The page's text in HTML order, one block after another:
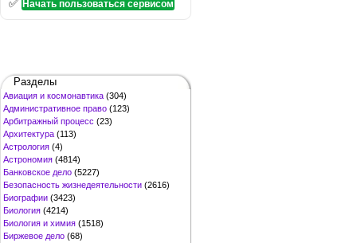
✅ Начать пользоваться сервисом
Разделы
Авиация и космонавтика (304)
Административное право (123)
Арбитражный процесс (23)
Архитектура (113)
Астрология (4)
Астрономия (4814)
Банковское дело (5227)
Безопасность жизнедеятельности (2616)
Биографии (3423)
Биология (4214)
Биология и химия (1518)
Биржевое дело (68)